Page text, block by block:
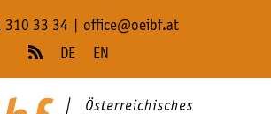
310 33 34 office@oeibf.at
RssDE EN